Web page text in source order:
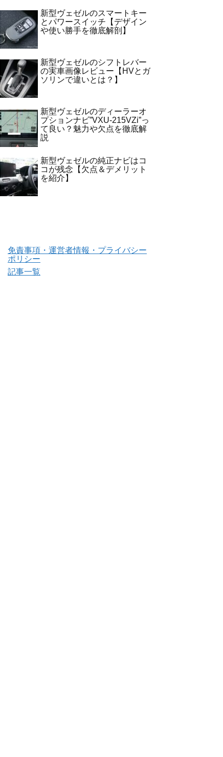
新型ヴェゼルのスマートキー
とパワースイッチ【デザイン
や使い勝手を徹底解剖】
新型ヴェゼルのシフトレバー
の実車画像レビュー【HVとガ
ソリンで違いとは？】
新型ヴェゼルのディーラーオ
プションナビ”VXU-215VZi”っ
て良い？魅力や欠点を徹底解
説
新型ヴェゼルの純正ナビはコ
コが残念【欠点＆デメリット
を紹介】
免責事項・運営者情報・プライバシー
ポリシー
記事一覧